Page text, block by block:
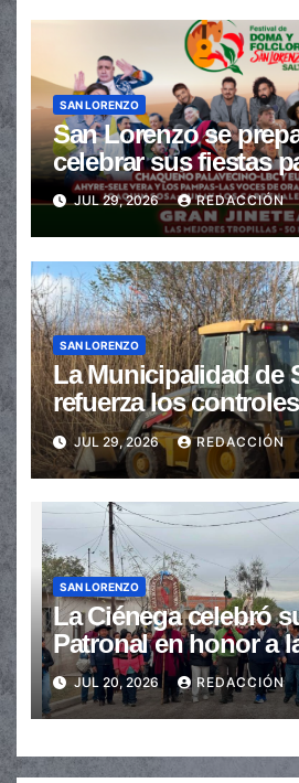
SAN LORENZO
San Lorenzo se
celebrar sus fiestas
con un gran festival
Folclore
JUL 29, 2026 REDACCIÓN
SAN LORENZO
La Municipalidad de
refuerza los
baldíos para
JUL 29, 2026 REDACCIÓN
SAN LORENZO
La Ciénega celebró
Patronal en honor a
Carmen
JUL 20, 2026 REDACCIÓN